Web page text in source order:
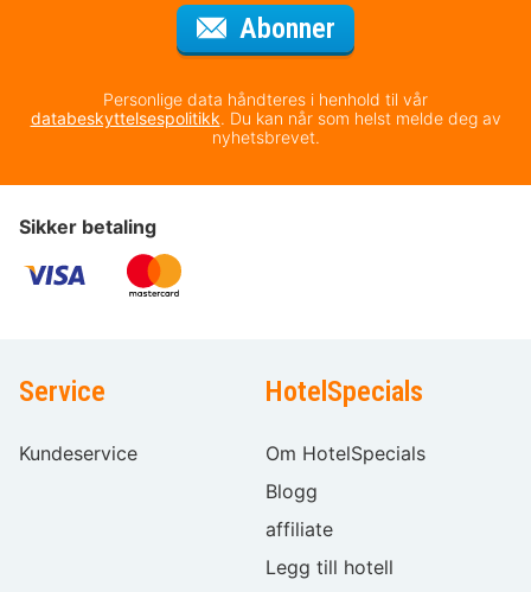
Abonner
Personlige data håndteres i henhold til vår
databeskyttelsespolitikk. Du kan når som helst melde deg av
nyhetsbrevet.
Sikker betaling
Service
Kundeservice
HotelSpecials
Om HotelSpecials
Blogg
affiliate
Legg till hotell